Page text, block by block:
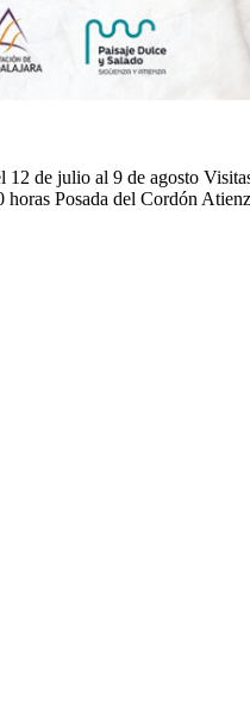
de julio al 9 de agosto
horas Posada del Cordón